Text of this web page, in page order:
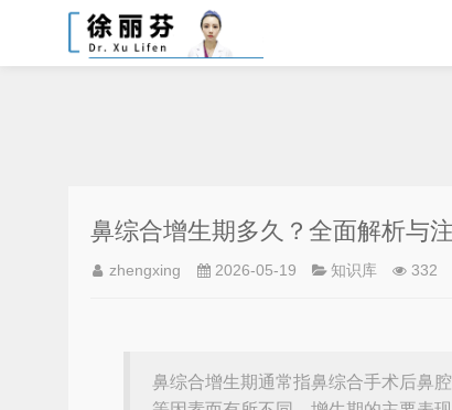
鼻综合增生期多久？全面解析与
zhengxing 2026-05-19 知识库 332
鼻综合增生期通常指鼻综合手术后鼻